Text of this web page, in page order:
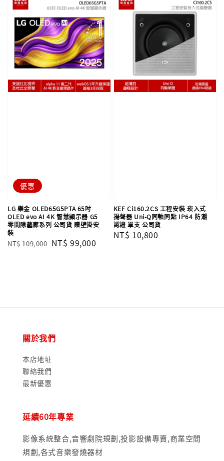
優惠
LG 樂金 OLED65G5PTA 65吋
OLED evo AI 4K 智慧顯示器 G5
零間隙藝廊系列 公司貨 贈壁掛安
裝
Regular
NT$ 109,000 Sale
NT$ 99,000
KEF Ci160.2CS 工程安裝 崁入式
揚聲器 Uni-Q同軸同點 IP64 防潮
認證 單支​​​​​​​ 公司貨
Regular
NT$ 10,800
關於我們
本店地址
聯絡我們
最新優惠
延續60年專業
影像系統整合,音響劇院規劃,投影設備專賣,商業空間
規劃,各式音樂發燒器材